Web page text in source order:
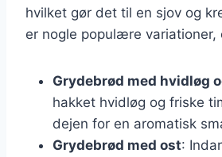
hvilket gør det til en sjov og
er nogle populære variationer,
Grydebrød med hvidløg
hakket hvidløg og friske
dejen for en aromatisk
Grydebrød med ost: